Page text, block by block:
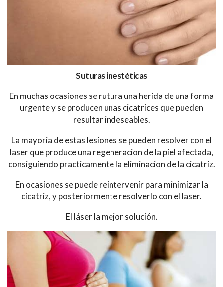
Suturas inestéticas
En muchas ocasiones se rutura una herida de una forma
urgente y se producen unas cicatrices que pueden
resultar indeseables.
La mayoria de estas lesiones se pueden resolver con el
laser que produce una regeneracion de la piel afectada,
consiguiendo practicamente la eliminacion de la cicatriz.
En ocasiones se puede reintervenir para minimizar la
cicatriz, y posteriormente resolverlo con el laser.
El láser la mejor solución.